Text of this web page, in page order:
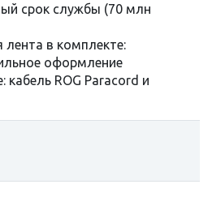
срок службы (70 млн
в комплекте:
оформление
кабель ROG Paracord и